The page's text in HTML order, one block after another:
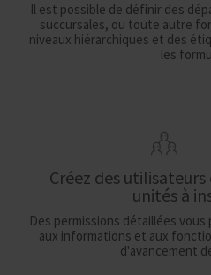
Il est possible de définir des
succursales, ou toute autre
niveaux hiérarchiques et des
les
Créez des
unités à
Des permissions détaillées
aux informations et aux
d'avancement